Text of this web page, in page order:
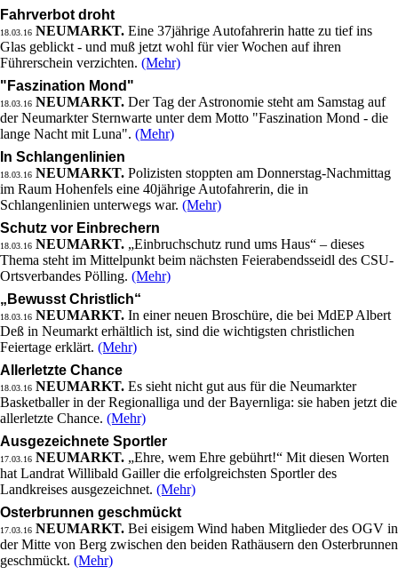
Fahrverbot droht
18.03.16 NEUMARKT. Eine 37jährige Autofahrerin hatte zu tief ins
Glas geblickt - und muß jetzt wohl für vier Wochen auf ihren
Führerschein verzichten. (Mehr)
"Faszination Mond"
18.03.16 NEUMARKT. Der Tag der Astronomie steht am Samstag auf
der Neumarkter Sternwarte unter dem Motto "Faszination Mond - die
lange Nacht mit Luna". (Mehr)
In Schlangenlinien
18.03.16 NEUMARKT. Polizisten stoppten am Donnerstag-Nachmittag
im Raum Hohenfels eine 40jährige Autofahrerin, die in
Schlangenlinien unterwegs war. (Mehr)
Schutz vor Einbrechern
18.03.16 NEUMARKT. „Einbruchschutz rund ums Haus“ – dieses
Thema steht im Mittelpunkt beim nächsten Feierabendsseidl des CSU-
Ortsverbandes Pölling. (Mehr)
„Bewusst Christlich“
18.03.16 NEUMARKT. In einer neuen Broschüre, die bei MdEP Albert
Deß in Neumarkt erhältlich ist, sind die wichtigsten christlichen
Feiertage erklärt. (Mehr)
Allerletzte Chance
18.03.16 NEUMARKT. Es sieht nicht gut aus für die Neumarkter
Basketballer in der Regionalliga und der Bayernliga: sie haben jetzt die
allerletzte Chance. (Mehr)
Ausgezeichnete Sportler
17.03.16 NEUMARKT. „Ehre, wem Ehre gebührt!“ Mit diesen Worten
hat Landrat Willibald Gailler die erfolgreichsten Sportler des
Landkreises ausgezeichnet. (Mehr)
Osterbrunnen geschmückt
17.03.16 NEUMARKT. Bei eisigem Wind haben Mitglieder des OGV in
der Mitte von Berg zwischen den beiden Rathäusern den Osterbrunnen
geschmückt. (Mehr)